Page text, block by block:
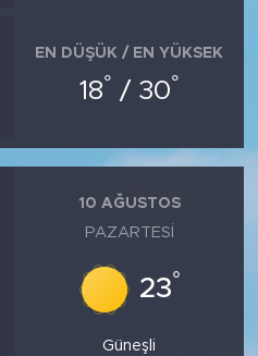
EN DÜŞÜK / EN YÜKSEK
18° / 30°
10 AĞUSTOS
PAZARTESI
23°
Güneşli